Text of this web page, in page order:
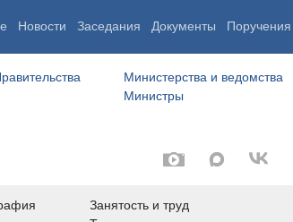
Новости Заседания Документы Поручения
Министерства и ведомства
Министры
Занятость и труд